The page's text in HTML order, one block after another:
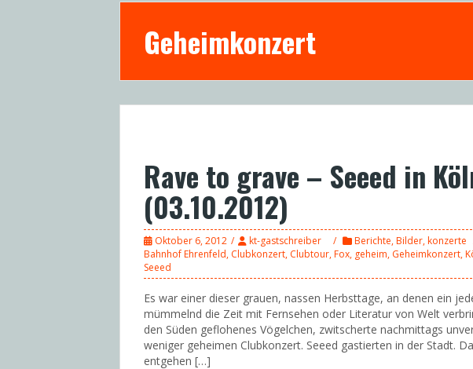
Geheimkonzert
Rave to grave – Seeed in
(03.10.2012)
Oktober 6, 2012 kt-gastschreiber Berichte,Bilder,konzerte
Bahnhof Ehrenfeld, Clubkonzert, Clubtour,Fox, geheim, Geheimkonzert,
Seeed
Es war einer dieser grauen, nassen Herbsttage, an denen ein
mümmelnd die Zeit mit Fernsehen oder Literatur von Welt
den Süden geflohenes Vögelchen, zwitscherte nachmittags
weniger geheimen Clubkonzert. Seeed gastierten in der Stadt.
entgehen […]